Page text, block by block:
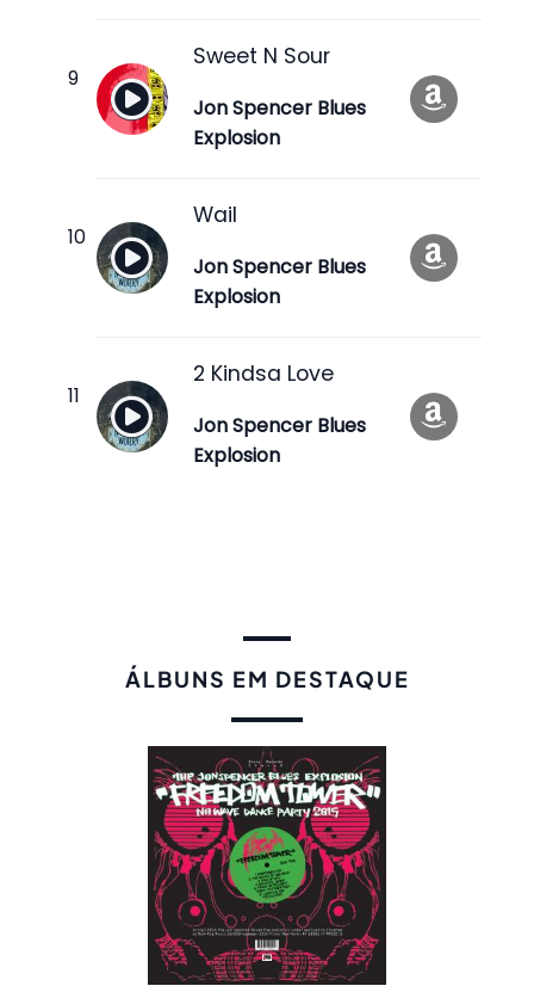
Sweet N Sour
Jon Spencer Blues
Explosion
Wail
Jon Spencer Blues
Explosion
2 Kindsa Love
Jon Spencer Blues
Explosion
ÁLBUNS EM DESTAQUE